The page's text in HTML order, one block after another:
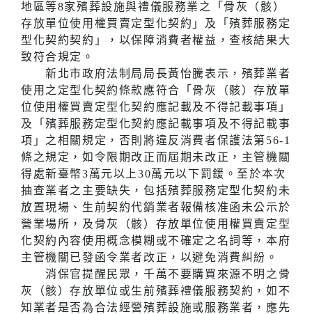
地區等8家殯葬設施與禮儀服務業之「骨灰（骸）
存放單位使用權買賣定型化契約」及「殯葬服務定
型化契約契約」，以保障消費者權益，查核結果大
致符合規定。
新北市政府法制局局長黃怡騰表示，殯葬業者
使用之定型化契約條款應符合「骨灰（骸）存放單
位使用權買賣定型化契約應記載及不得記載事項」
及「殯葬服務定型化契約應記載事項及不得記載事
項」之相關規定，否則將違反消費者保護法第56-1
條之規定，如令限期改正而屆期未改正，主管機關
得處新臺幣3萬元以上30萬元以下罰鍰。至於本次
抽查業者之主要缺失，包括殯葬服務定型化契約未
放置現場、生前契約代銷業者報備核准函未公示於
營業場所，及骨灰（骸）存放單位使用權買賣定型
化契約內容使用概念模糊或不確定之名詞等，本府
主管機關已發函令業者改正，以避免消費糾紛。
消保官提醒民眾，千萬不要購買來源不明之骨
灰（骸）存放單位或生前殯葬禮儀服務契約，如不
知業者是否為合法經營殯葬設施或服務業者，應先